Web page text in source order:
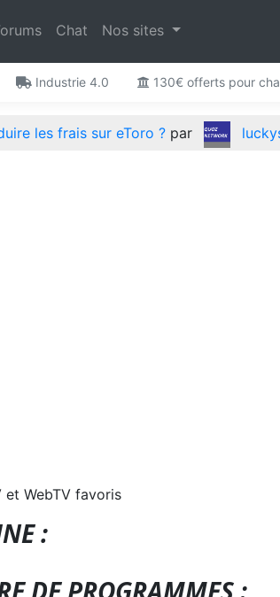
Chat Nos sites
Industrie 4.0 130€ offerts pour
les frais sur eToro ? par
et WebTV favoris
: